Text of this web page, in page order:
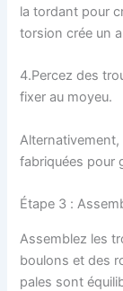
la tordant pour
torsion crée un
4.Percez des
fixer au moyeu.
fabriquées pour
Étape 3 :
Assemblez les
boulons et des
pales sont